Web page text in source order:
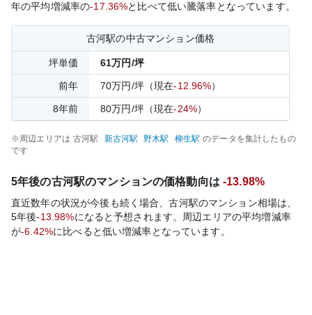
年の平均増減率の-17.36%と比べて低い騰落率となっています。
古河駅の中古マンション価格
坪単価 61万円/坪
前年 70万円/坪（現在-12.96%）
8年前 80万円/坪（現在-24%）
※周辺エリアは 古河駅 新古河駅 野木駅 柳生駅 のデータを集計したもの
です
5年後の古河駅のマンションの価格動向は -13.98%
直近数年の状況が今後も続く場合、古河駅のマンション相場は、
5年後-13.98%になると予想されます。周辺エリアの平均増減率
が-6.42%に比べると低い増減率となっています。